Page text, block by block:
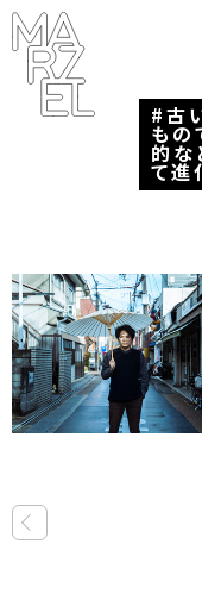
フィ
デザ
ナー
ー
プール
スーツ
ンテ
写真
古
もの
的な
て進
«